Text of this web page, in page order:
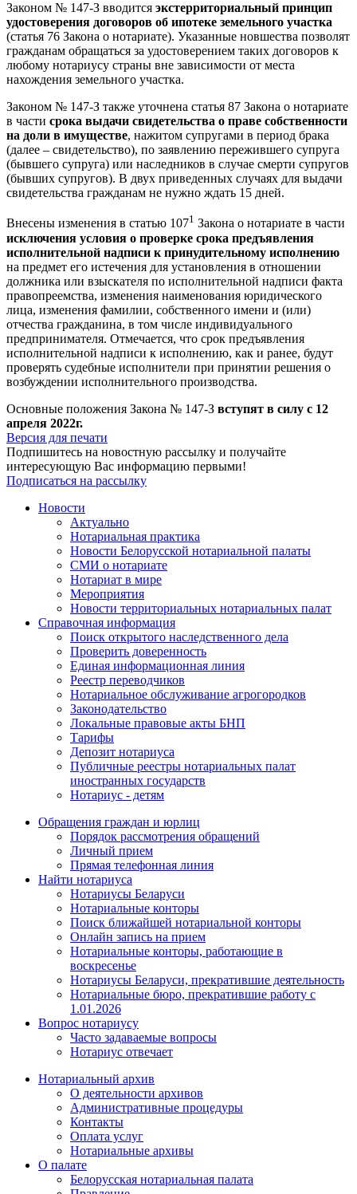
Законом № 147-З вводится экстерриториальный принцип
удостоверения договоров об ипотеке земельного участка
(статья 76 Закона о нотариате). Указанные новшества позволят
гражданам обращаться за удостоверением таких договоров к
любому нотариусу страны вне зависимости от места
нахождения земельного участка.
Законом № 147-З также уточнена статья 87 Закона о нотариате
в части срока выдачи свидетельства о праве собственности
на доли в имуществе, нажитом супругами в период брака
(далее – свидетельство), по заявлению пережившего супруга
(бывшего супруга) или наследников в случае смерти супругов
(бывших супругов). В двух приведенных случаях для выдачи
свидетельства гражданам не нужно ждать 15 дней.
Внесены изменения в статью 1071 Закона о нотариате в части
исключения условия о проверке срока предъявления
исполнительной надписи к принудительному исполнению
на предмет его истечения для установления в отношении
должника или взыскателя по исполнительной надписи факта
правопреемства, изменения наименования юридического
лица, изменения фамилии, собственного имени и (или)
отчества гражданина, в том числе индивидуального
предпринимателя. Отмечается, что срок предъявления
исполнительной надписи к исполнению, как и ранее, будут
проверять судебные исполнители при принятии решения о
возбуждении исполнительного производства.
Основные положения Закона № 147-З вступят в силу с 12
апреля 2022г.
Версия для печати
Подпишитесь на новостную рассылку и получайте
интересующую Вас информацию первыми!
Подписаться на рассылку
Новости
Актуально
Нотариальная практика
Новости Белорусской нотариальной палаты
СМИ о нотариате
Нотариат в мире
Мероприятия
Новости территориальных нотариальных палат
Справочная информация
Поиск открытого наследственного дела
Проверить доверенность
Единая информационная линия
Реестр переводчиков
Нотариальное обслуживание агрогородков
Законодательство
Локальные правовые акты БНП
Тарифы
Депозит нотариуса
Публичные реестры нотариальных палат
иностранных государств
Нотариус - детям
Обращения граждан и юрлиц
Порядок рассмотрения обращений
Личный прием
Прямая телефонная линия
Найти нотариуса
Нотариусы Беларуси
Нотариальные конторы
Поиск ближайшей нотариальной конторы
Онлайн запись на прием
Нотариальные конторы, работающие в
воскресенье
Нотариусы Беларуси, прекратившие деятельность
Нотариальные бюро, прекратившие работу с
1.01.2026
Вопрос нотариусу
Часто задаваемые вопросы
Нотариус отвечает
Нотариальный архив
О деятельности архивов
Административные процедуры
Контакты
Оплата услуг
Нотариальные архивы
О палате
Белорусская нотариальная палата